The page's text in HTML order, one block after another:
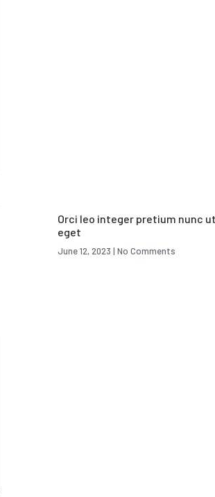
Orci leo integer pretium nunc
eget
June 12, 2023 No Comments